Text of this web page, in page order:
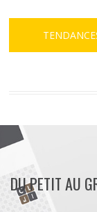
DU PETIT AU